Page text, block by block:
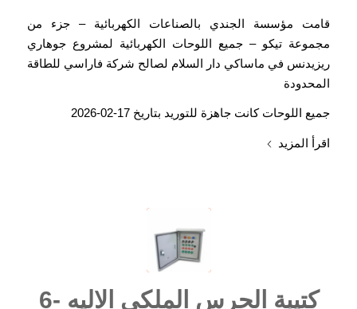
قامت مؤسسة الجندي بالصناعات الكهربائية – جزء من
مجموعة تيكو – جميع اللوحات الكهربائية لمشروع جوهاري
ريزيدنس في ماساكي دار السلام لصالح شركة فاراسي للطاقة
المحدودة
جميع اللوحات كانت جاهزة للتوريد بتاريخ 17-02-2026
اقرأ المزيد
كتيبة الحرس الملكي الاليه -6